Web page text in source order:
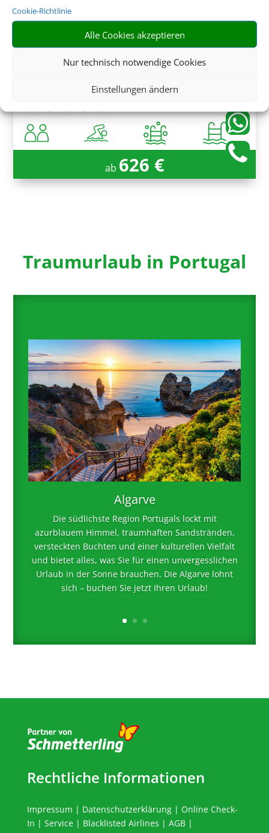
Cookie-Richtlinie
Alle Cookies akzeptieren
Nur technisch notwendige Cookies
Einstellungen ändern
Saccharum
Calheta, Madeira
ab 626 €
Traumurlaub in Portugal
Algarve
Die südlichste Region Portugals lockt mit
azurblauem Himmel, traumhaften Sandstränden,
versteckten Buchten und einer kulturellen Vielfalt
und bietet alles, was Sie für einen unvergesslichen
Urlaub in der Sonne brauchen. Die Algarve lohnt
sich – buchen Sie jetzt Ihren Urlaub!
Rechtliche Informationen
Impressum | Datenschutzerklärung| Online Check-
In | Service| Blacklisted Airlines | AGB|